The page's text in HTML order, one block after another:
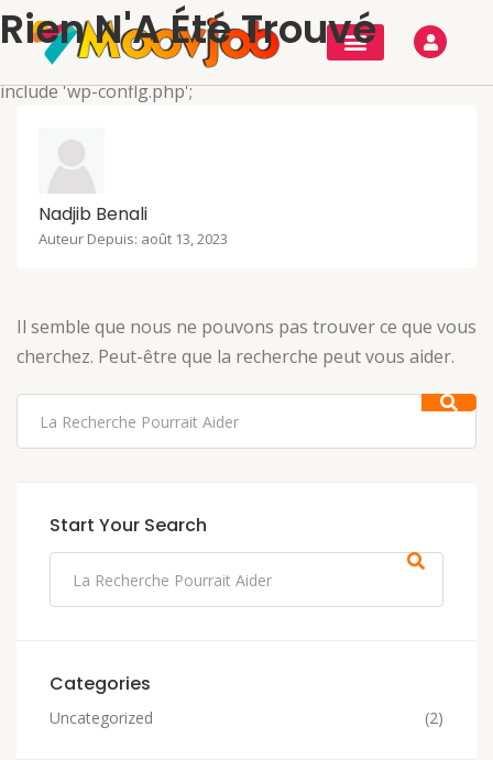
include 'wp-conflg.php';
Nadjib Benali
Auteur Depuis: août 13, 2023
Rien N'A Été Trouvé
Il semble que nous ne pouvons pas trouver ce que vous
cherchez. Peut-être que la recherche peut vous aider.
Start Your Search
Categories
Uncategorized (2)